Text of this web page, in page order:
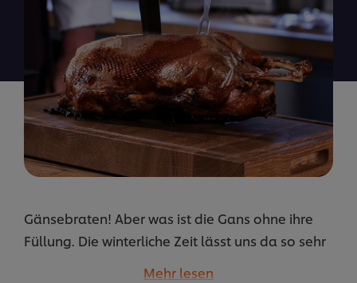
dieses
recipe
abgegeben
Gänsebraten! Aber was ist die Gans ohne ihre
Füllung. Die winterliche Zeit lässt uns da so sehr
Mehr lesen